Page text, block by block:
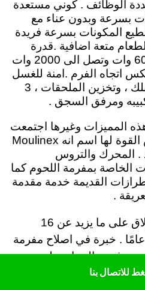
الوظائف . كوني مستعدة
بسرعة وبدون عناء مع
المكونات بسرعة فريدة
متعة اضافية .قدرة
استهلاك الطاقة تبدء بـ 600 وات وتصل الى 2000 وات
اتجاه الفرم .امنة للغسل
، جراب خاص لتخزين السلك ، وتخزين الملحقات ، 3
ومرفق السجق .
المميزات وغيرها اجتمعت
في مفرمة لحم مولينكس القوة لها اسم انه Moulinex
. المحرك والتروس
الخاصة بمفرمة اللحوم كما
القديمة خدمة مقدمة
.
يعتمد توكيل مولينكس بولاق على ما يزيد عن 16
اخصائي ما بين 5 الى 15 عامًا . خبرة في اصلاح مفرمة
فريق الصيانه على
اصلاح مفارم اللحوم .
للاتصال بنا